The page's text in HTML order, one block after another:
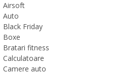
Airsoft
Auto
Black Friday
Boxe
Bratari fitness
Calculatoare
Camere auto